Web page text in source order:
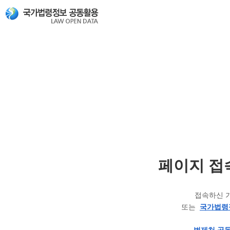
페이지 접
접속하신
또는 국가법